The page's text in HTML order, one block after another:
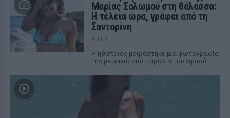
Μαρίας Σολωμού στη θάλασσα:
Η τέλεια ώρα, γράφει από τη
Σαντορίνη
ΧΤΕΣ
Η ηθοποιός μοιράστηκε μία φωτογραφία
της με μαγιό από παραλία του νησιού